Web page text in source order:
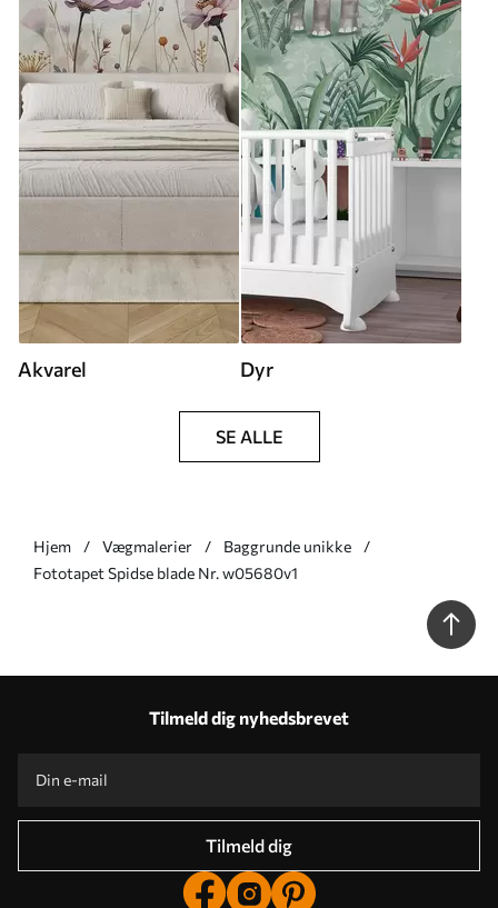
Akvarel Dyr
SE ALLE
Hjem Vægmalerier
Baggrunde unikke
Fototapet Spidse blade Nr. w05680v1
Tilmeld dig nyhedsbrevet
Tilmeld dig